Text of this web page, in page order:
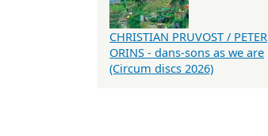
CHRISTIAN PRUVOST / PETER
ORINS - dans-sons as we are
(Circum discs 2026)